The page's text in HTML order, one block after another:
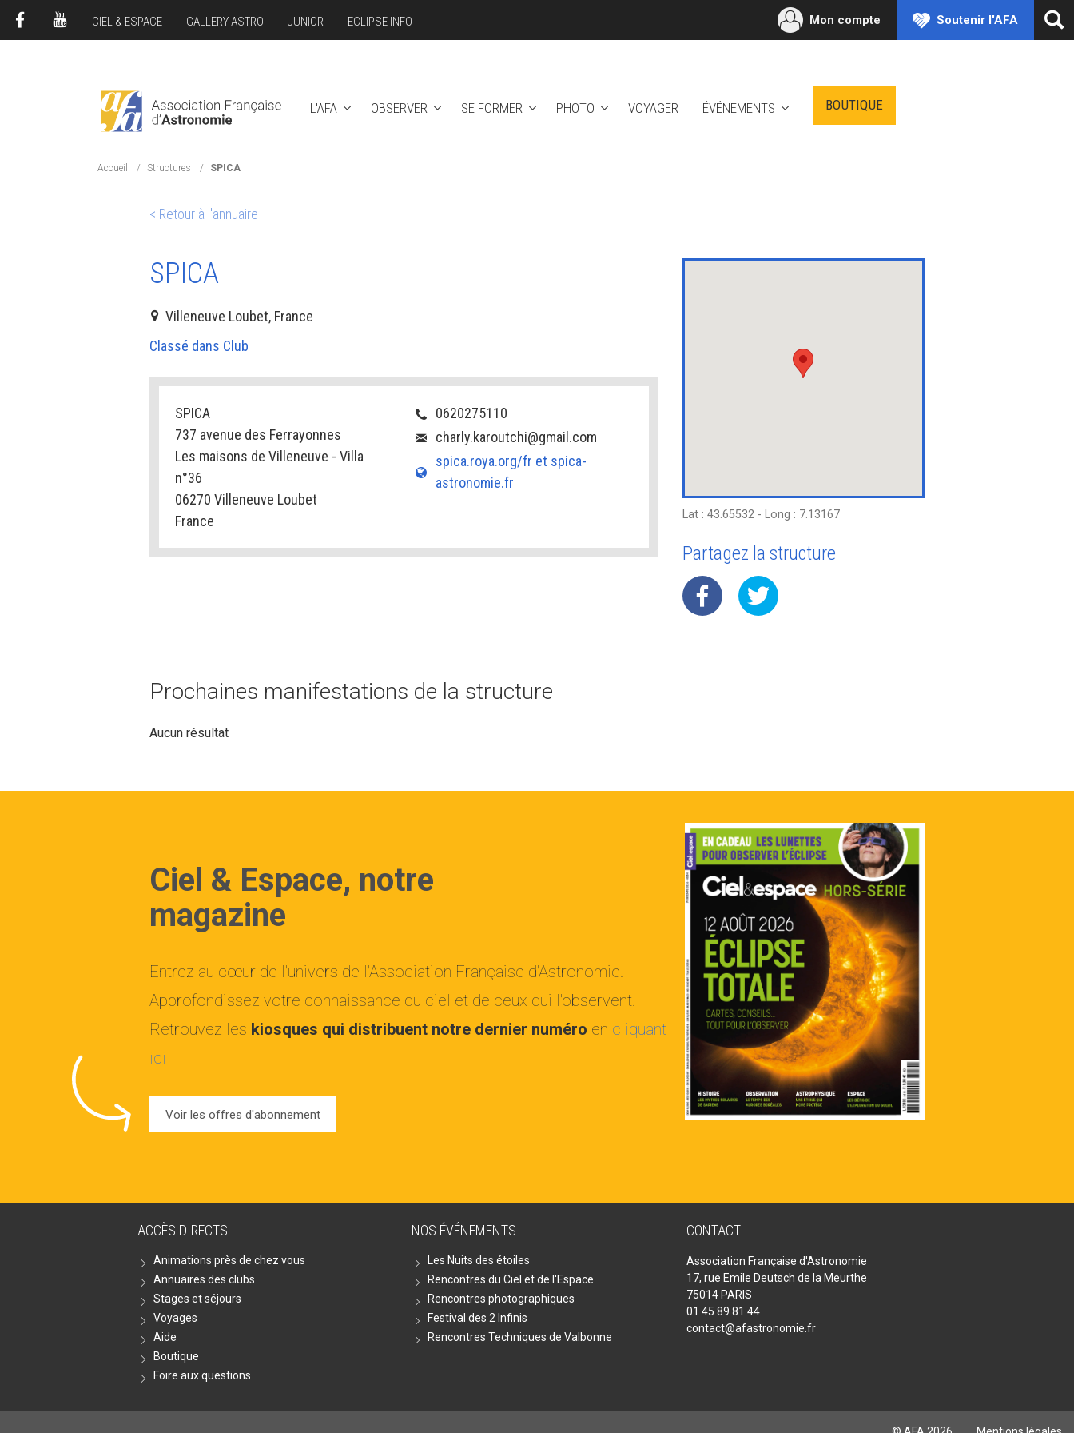
L'AFA OBSERVER SE FORMER PHOTO VOYAGER ÉVÉNEMENTS BOUTIQUE
CIEL & ESPACE GALLERY ASTRO JUNIOR ECLIPSE INFO Mon compte Soutenir l'AFA
Accueil Structures SPICA
< Retour à l'annuaire
SPICA
Villeneuve Loubet, France
Classé dans Club
SPICA
737 avenue des Ferrayonnes
Les maisons de Villeneuve - Villa
n°36
06270 Villeneuve Loubet
France
0620275110
charly.karoutchi@gmail.com
spica.roya.org/fr et spica-
astronomie.fr
Lat : 43.65532 - Long : 7.13167
Partagez la structure
Prochaines manifestations de la structure
Aucun résultat
Ciel & Espace, notre
magazine
Entrez au cœur de l'univers de l'Association Française d'Astronomie.
Approfondissez votre connaissance du ciel et de ceux qui l'observent.
Retrouvez les kiosques qui distribuent notre dernier numéro en cliquant
ici
Voir les offres d'abonnement
ACCÈS DIRECTS
Animations près de chez vous
Annuaires des clubs
Stages et séjours
Voyages
Aide
Boutique
Foire aux questions
NOS ÉVÉNEMENTS
Les Nuits des étoiles
Rencontres du Ciel et de l'Espace
Rencontres photographiques
Festival des 2 Infinis
Rencontres Techniques de Valbonne
CONTACT
Association Française d'Astronomie
17, rue Emile Deutsch de la Meurthe
75014 PARIS
01 45 89 81 44
contact@afastronomie.fr